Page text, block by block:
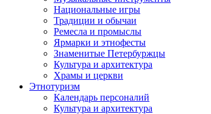
Национальные игры
Традиции и обычаи
Ремесла и промыслы
Ярмарки и этнофесты
Знаменитые Петербуржцы
Культура и архитектура
Храмы и церкви
Этнотуризм
Календарь персоналий
Культура и архитектура